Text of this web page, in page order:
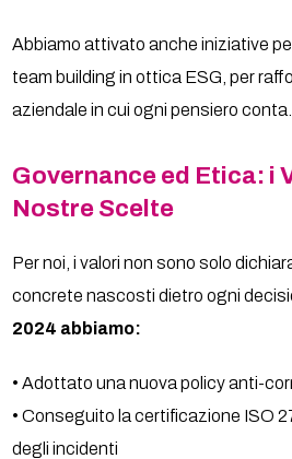
Abbiamo attivato anche iniziative
team building in ottica ESG, per
aziendale in cui ogni pensiero conta.
Governance ed Etica: i
Nostre Scelte
Per noi, i valori non sono solo
concrete nascosti dietro ogni
2024 abbiamo:
• Adottato una nuova policy anti-
• Conseguito la certificazione ISO
degli incidenti